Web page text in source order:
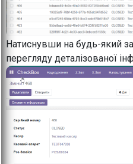
Натиснувши на будь-який
перегляду деталізованої